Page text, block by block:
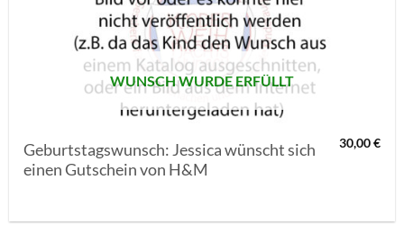
WUNSCH WURDE ERFÜLLT
Geburtstagswunsch: Jessica wünscht sich
einen Gutschein von H&M
30,00€